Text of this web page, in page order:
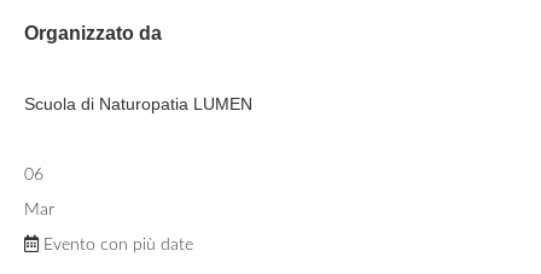
Organizzato da
Scuola di Naturopatia LUMEN
06
Mar
Evento con più date